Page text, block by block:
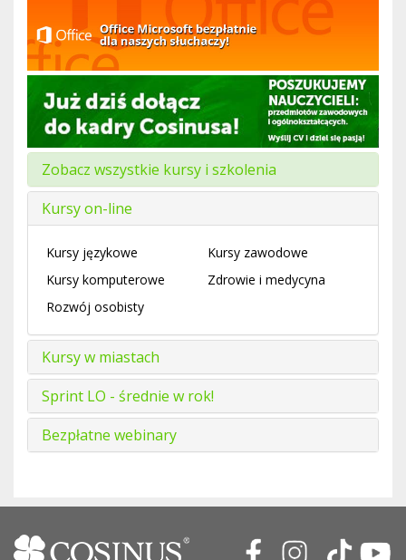
Zobacz wszystkie kursy i szkolenia
Kursy on-line
Kursy językowe
Kursy zawodowe
Kursy komputerowe
Zdrowie i medycyna
Rozwój osobisty
Kursy w miastach
Sprint LO - średnie w rok!
Bezpłatne webinary